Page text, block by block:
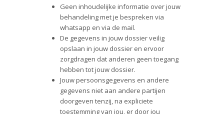
Geen inhoudelijke informatie over jouw
behandeling met je bespreken via
whatsapp en via de mail.
De gegevens in jouw dossier veilig
opslaan in jouw dossier en ervoor
zorgdragen dat anderen geen toegang
hebben tot jouw dossier.
Jouw persoonsgegevens en andere
gegevens niet aan andere partijen
doorgeven tenzij, na expliciete
toestemming van jou, er door jou